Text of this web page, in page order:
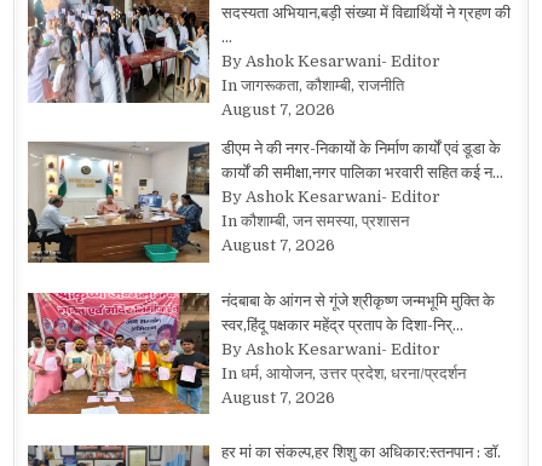
सदस्यता अभियान,बड़ी संख्या में विद्यार्थियों ने ग्रहण की
…
By Ashok Kesarwani- Editor
In जागरूकता, कौशाम्बी, राजनीति
August 7, 2026
डीएम ने की नगर-निकायों के निर्माण कार्यों एवं डूडा के
कार्यों की समीक्षा,नगर पालिका भरवारी सहित कई न…
By Ashok Kesarwani- Editor
In कौशाम्बी, जन समस्या, प्रशासन
August 7, 2026
नंदबाबा के आंगन से गूंजे श्रीकृष्ण जन्मभूमि मुक्ति के
स्वर,हिंदू पक्षकार महेंद्र प्रताप के दिशा-निर्…
By Ashok Kesarwani- Editor
In धर्म, आयोजन, उत्तर प्रदेश, धरना/प्रदर्शन
August 7, 2026
हर मां का संकल्प,हर शिशु का अधिकार:स्तनपान : डॉ.